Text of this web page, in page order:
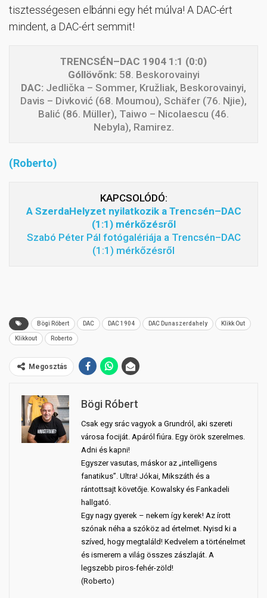
tisztességesen elbánni egy hét múlva! A DAC-ért
mindent, a DAC-ért semmit!
TRENCSÉN–DAC 1904 1:1 (0:0)
Góllövőnk:58. Beskorovainyi
DAC: Jedlička – Sommer, Kružliak, Beskorovainyi,
Davis – Divković (68. Moumou), Schäfer (76. Njie),
Balić (86. Müller), Taiwo – Nicolaescu (46.
Nebyla), Ramirez.
(Roberto)
KAPCSOLÓDÓ:
A SzerdaHelyzet nyilatkozik a Trencsén–DAC
(1:1) mérkőzésről
Szabó Péter Pál fotógalériája a Trencsén–DAC
(1:1) mérkőzésről
Bögi Róbert DAC DAC 1904 DAC Dunaszerdahely Klikk Out
Klikkout Roberto
Megosztás
Bögi Róbert
Csak egy srác vagyok a Grundról, aki szereti
városa fociját. Apáról fiúra. Egy örök szerelmes.
Adni és kapni!
Egyszer vasutas, máskor az „intelligens
fanatikus”. Ultra! Jókai, Mikszáth és a
rántottsajt követője. Kowalsky és Fankadeli
hallgató.
Egy nagy gyerek – nekem így kerek! Az írott
szónak néha a szóköz ad értelmet. Nyisd ki a
szíved, hogy megtaláld! Kedvelem a történelmet
és ismerem a világ összes zászlaját. A
legszebb piros-fehér-zöld!
(Roberto)